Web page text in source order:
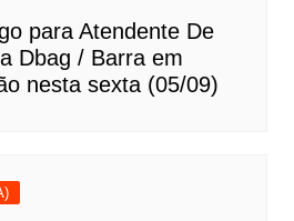
para Atendente De
Dbag / Barra em
nesta sexta (05/09)